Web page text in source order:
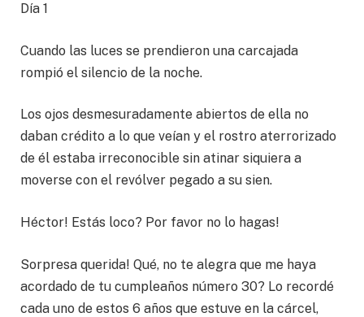
Día 1
Cuando las luces se prendieron una carcajada
rompió el silencio de la noche.
Los ojos desmesuradamente abiertos de ella no
daban crédito a lo que veían y el rostro aterrorizado
de él estaba irreconocible sin atinar siquiera a
moverse con el revólver pegado a su sien.
Héctor! Estás loco? Por favor no lo hagas!
Sorpresa querida! Qué, no te alegra que me haya
acordado de tu cumpleaños número 30? Lo recordé
cada uno de estos 6 años que estuve en la cárcel,